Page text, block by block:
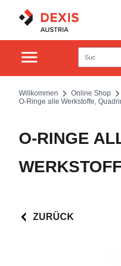
Willkommen Online Shop
O-Ringe alle Werkstoffe,
O-RINGE
ZURÜCK